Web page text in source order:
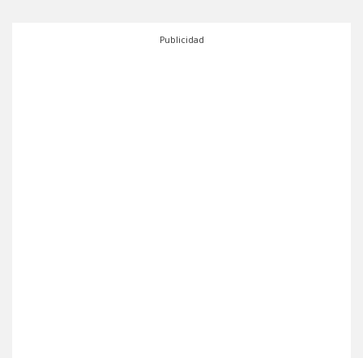
Publicidad